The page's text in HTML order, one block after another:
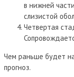
в нижней
слизистой
Четвертая
Чем раньше будет
прогноз.